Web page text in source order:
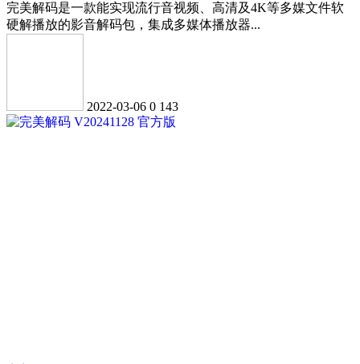
完美解码是一款能实现流行音视频、高清及4K等多媒文件软
硬解播放的影音解码包，集成多媒体播放器...
2022-03-06 0 143